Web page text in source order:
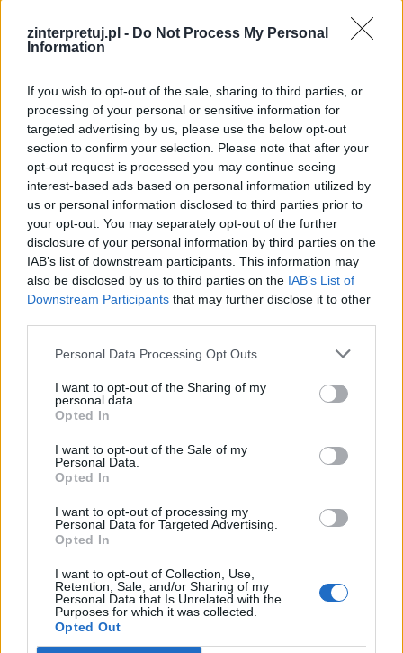
zinterpretuj.pl - Do Not Process My Personal
Information
If you wish to opt-out of the sale, sharing to third parties, or
processing of your personal or sensitive information for
targeted advertising by us, please use the below opt-out
section to confirm your selection. Please note that after your
opt-out request is processed you may continue seeing
interest-based ads based on personal information utilized by
us or personal information disclosed to third parties prior to
your opt-out. You may separately opt-out of the further
disclosure of your personal information by third parties on the
IAB’s list of downstream participants. This information may
also be disclosed by us to third parties on the IAB’s List of
Downstream Participants that may further disclose it to other
Personal Data Processing Opt Outs
I want to opt-out of the Sharing of my
personal data.
Opted In
I want to opt-out of the Sale of my
Personal Data.
Opted In
I want to opt-out of processing my
Personal Data for Targeted Advertising.
Opted In
I want to opt-out of Collection, Use,
Retention, Sale, and/or Sharing of my
Personal Data that Is Unrelated with the
Purposes for which it was collected.
Opted Out
odpowiedzialnie, spokojnie i w zgodzie z samym
sobą je podjąć. Wówczas efekt takich wyborów
Czytaj także:
Ile człowiek jest gotów poświęcić dla
innych? Omów zagadnienie na
podstawie Zbrodni i kary Fiodora
Dostojewskiego. W swojej odpowiedzi